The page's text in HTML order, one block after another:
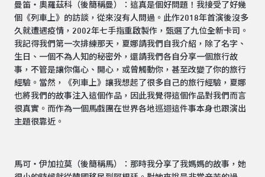
曼笛‧奧羅茲科（後簡稱曼）：這真是個好問題！我接受了好幾
個《列車上》的訪談，從來沒有人問過。此作2018年首演後沒多
久就遭遇疫情，2002年七手指重啟製作，甄選了九位全新卡司。
我記得我們第一次排練那天，夏娜請我們自我介紹，除了名字、
生日、一個不為人知的秘密外，還請我們各自分享一個旅行故
事，不管是讓你傷心、開心，或曾觸動你，甚至改變了你的旅行
經驗。當然，《列車上》讓我想起了很多自己的旅行經驗，夏娜
也將我們的故事注入這個作品，因此我覺得這個作品對我們而言
很真實。而作為一個馬戲團在世界各地巡迴這件事本身也跟演出
主題很靠近。
馬可‧伊加拉莫（後簡稱馬）：那時我分享了我媽媽的故事，她